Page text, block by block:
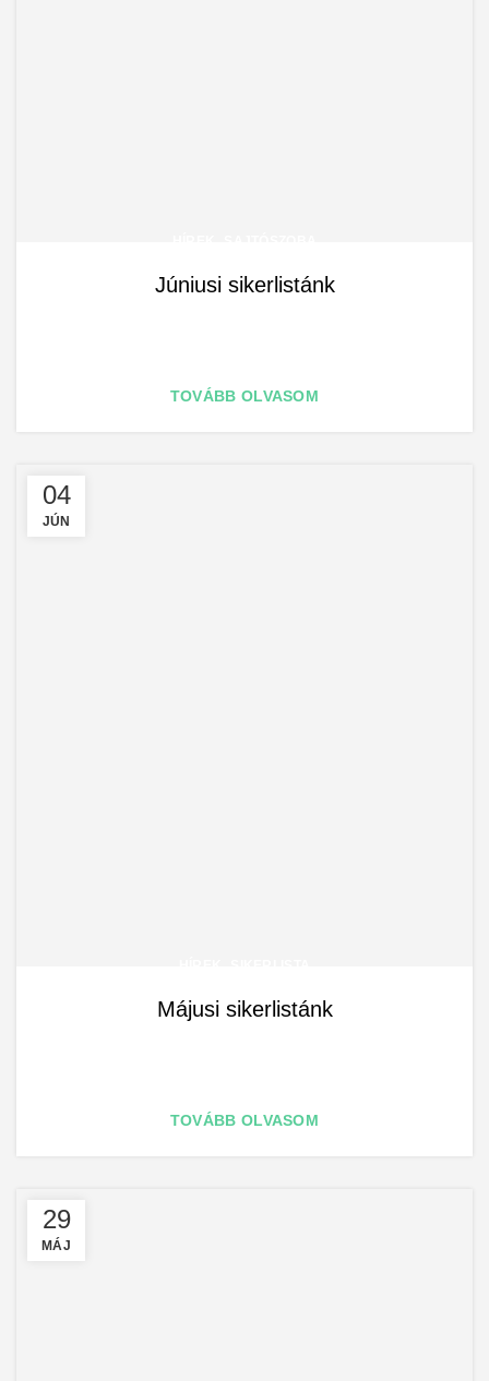
Júniusi sikerlistánk
TOVÁBB OLVASOM
04
JÚN
Májusi sikerlistánk
TOVÁBB OLVASOM
29
MÁJ